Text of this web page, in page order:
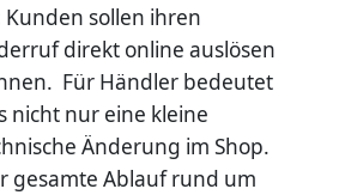
Kunden sollen ihren
direkt online auslösen
Für Händler bedeutet
nicht nur eine kleine
Änderung im Shop.
gesamte Ablauf rund um